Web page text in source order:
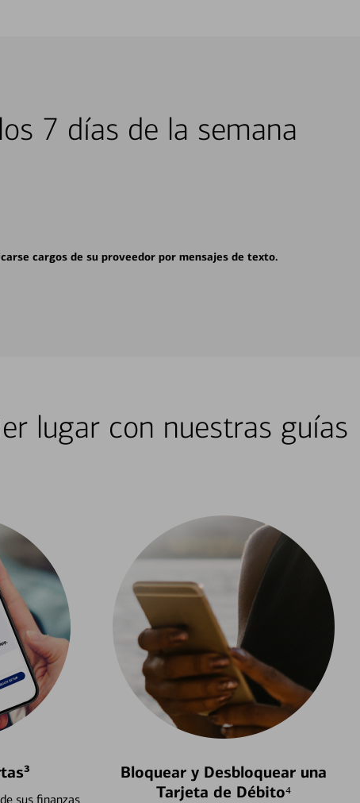
7 días de la semana
cargos de su proveedor por mensajes de texto.
lugar con nuestras guías
sus finanzas
Bloquear y Desbloquear una
Tarjeta de Débito⁴